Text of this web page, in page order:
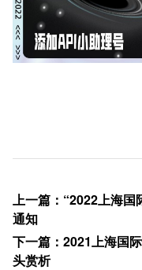
上一篇 ： “2022上海国
通知
下一篇 ： 2021上海国
头赏析